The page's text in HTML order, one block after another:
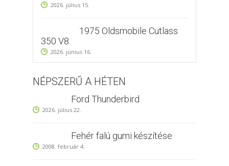
2026. július 15.
1975 Oldsmobile Cutlass
350 V8
2026. június 16.
NÉPSZERŰ A HÉTEN
Ford Thunderbird
2026. július 22.
Fehér falú gumi készítése
2008. február 4.